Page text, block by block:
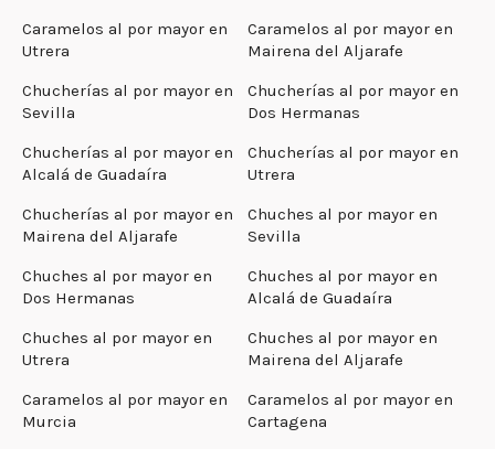
Caramelos al por mayor en
Utrera
Caramelos al por mayor en
Mairena del Aljarafe
Chucherías al por mayor en
Sevilla
Chucherías al por mayor en
Dos Hermanas
Chucherías al por mayor en
Alcalá de Guadaíra
Chucherías al por mayor en
Utrera
Chucherías al por mayor en
Mairena del Aljarafe
Chuches al por mayor en
Sevilla
Chuches al por mayor en
Dos Hermanas
Chuches al por mayor en
Alcalá de Guadaíra
Chuches al por mayor en
Utrera
Chuches al por mayor en
Mairena del Aljarafe
Caramelos al por mayor en
Murcia
Caramelos al por mayor en
Cartagena